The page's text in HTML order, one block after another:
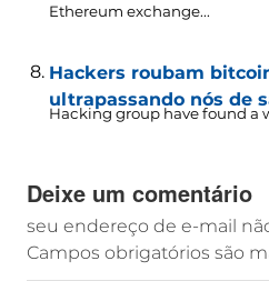
Ethereum exchange...
Hackers roubam
ultrapassando nós de
Hacking group have found a
Deixe um comentário
seu endereço de e-mail
Campos obrigatórios são